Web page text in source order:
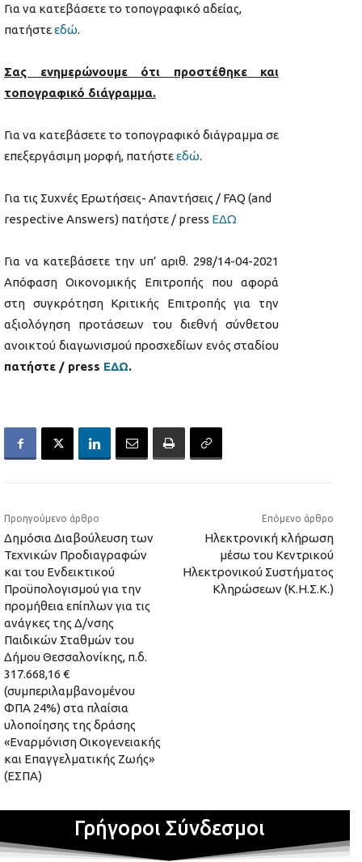
Για να κατεβάσετε το τοπογραφικό αδείας,
πατήστεεδώ.
Σας ενημερώνουμε ότι προστέθηκε και
τοπογραφικό διάγραμμα.
Για να κατεβάσετε το τοπογραφικό διάγραμμα σε
επεξεργάσιμη μορφή, πατήστεεδώ.
Για τις Συχνές Ερωτήσεις- Απαντήσεις / FAQ (and
respective Answers) πατήστε / press ΕΔΩ
Για να κατεβάσετε την υπ’ αριθ. 298/14-04-2021
Απόφαση Οικονομικής Επιτροπής που αφορά
στη συγκρότηση Κριτικής Επιτροπής για την
αξιολόγηση προτάσεων του διεθνή σύνθετου
ανοικτού διαγωνισμού προσχεδίων ενός σταδίου
πατήστε / press ΕΔΩ.
Προηγούμενο άρθρο
Δημόσια Διαβούλευση των
Τεχνικών Προδιαγραφών
και του Ενδεικτικού
Προϋπολογισμού για την
προμήθεια επίπλων για τις
ανάγκες της Δ/νσης
Παιδικών Σταθμών του
Δήμου Θεσσαλονίκης, π.δ.
317.668,16 €
(συμπεριλαμβανομένου
ΦΠΑ 24%) στα πλαίσια
υλοποίησης της δράσης
«Εναρμόνιση Οικογενειακής
και Επαγγελματικής Ζωής»
(ΕΣΠΑ)
Επόμενο άρθρο
Ηλεκτρονική κλήρωση
μέσω του Κεντρικού
Ηλεκτρονικού Συστήματος
Κληρώσεων (Κ.Η.Σ.Κ.)
Γρήγοροι Σύνδεσμοι